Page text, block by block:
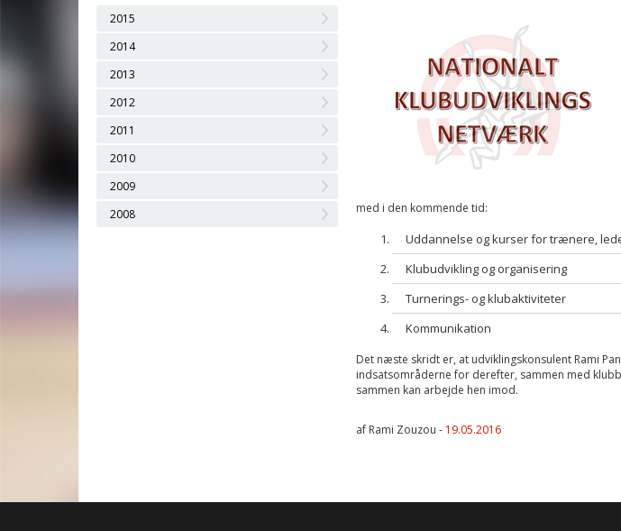
2015
2014
2013
2012
2011
2010
2009
2008
med i den kommende tid:
Uddannelse og kurser for trænere,
Klubudvikling og organisering
Turnerings- og klubaktiviteter
Kommunikation
Det næste skridt er, at udviklingskonsulent Rami
indsatsområderne for derefter, sammen med
sammen kan arbejde hen imod.
af Rami Zouzou - 19.05.2016